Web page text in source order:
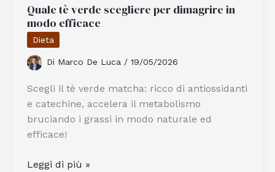
Non
Fanno
Ingrassare
Ma
Ti
Saziano
Quale tè verde scegliere per dimagrire in
modo efficace
Dieta
Di Marco De Luca / 19/05/2026
Scegli il tè verde matcha: ricco di antiossidanti
e catechine, accelera il metabolismo
bruciando i grassi in modo naturale ed
efficace!
Quale
Leggi di più »